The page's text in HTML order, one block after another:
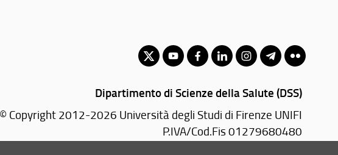
Dipartimento di Scienze della Salute (DSS)
© Copyright 2012-2026 Università degli Studi di Firenze UNIFI
P.IVA/Cod.Fis 01279680480